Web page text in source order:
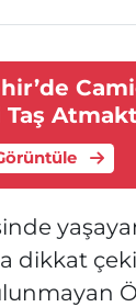
Taş
dikkat